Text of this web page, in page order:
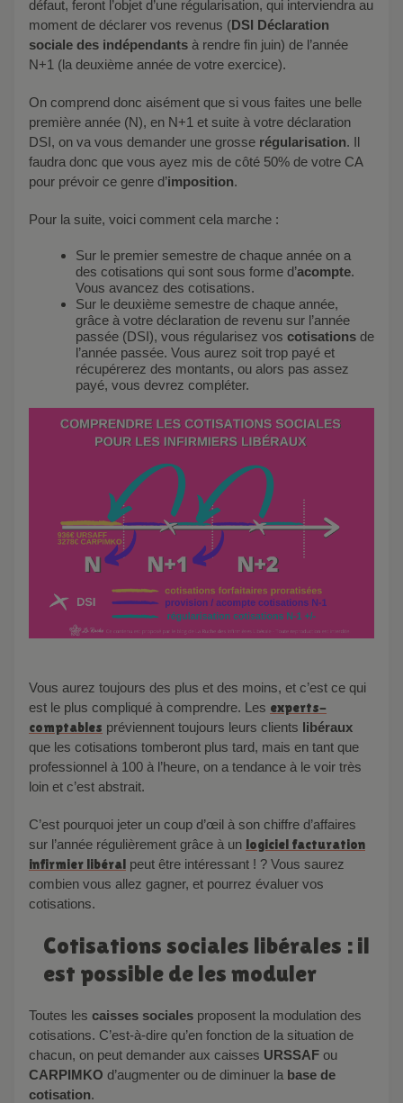
défaut, feront l’objet d’une régularisation, qui interviendra au
moment de déclarer vos revenus (DSI Déclaration
sociale des indépendants à rendre fin juin) de l’année
N+1 (la deuxième année de votre exercice).
On comprend donc aisément que si vous faites une belle
première année (N), en N+1 et suite à votre déclaration
DSI, on va vous demander une grosse régularisation. Il
faudra donc que vous ayez mis de côté 50% de votre CA
pour prévoir ce genre d’imposition.
Pour la suite, voici comment cela marche :
Sur le premier semestre de chaque année on a
des cotisations qui sont sous forme d’acompte.
Vous avancez des cotisations.
Sur le deuxième semestre de chaque année,
grâce à votre déclaration de revenu sur l’année
passée (DSI), vous régularisez vos cotisations de
l’année passée. Vous aurez soit trop payé et
récupérerez des montants, ou alors pas assez
payé, vous devrez compléter.
Vous aurez toujours des plus et des moins, et c’est ce qui
est le plus compliqué à comprendre. Les experts-
comptables préviennent toujours leurs clients libéraux
que les cotisations tomberont plus tard, mais en tant que
professionnel à 100 à l’heure, on a tendance à le voir très
loin et c’est abstrait.
C’est pourquoi jeter un coup d’œil à son chiffre d’affaires
sur l’année régulièrement grâce à un logiciel facturation
infirmier libéral peut être intéressant ! ? Vous saurez
combien vous allez gagner, et pourrez évaluer vos
cotisations.
Cotisations sociales libérales : il
est possible de les moduler
Toutes les caisses sociales proposent la modulation des
cotisations. C’est-à-dire qu’en fonction de la situation de
chacun, on peut demander aux caisses URSSAF ou
CARPIMKO d’augmenter ou de diminuer la base de
cotisation.